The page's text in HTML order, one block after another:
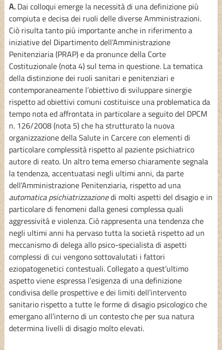
A.Dai colloqui emerge la necessità di una definizione più
compiuta e decisa dei ruoli delle diverse Amministrazioni.
Ciò risulta tanto più importante anche in riferimento a
iniziative del Dipartimento dell’Amministrazione
Penitenziaria (PRAP) e da pronunce della Corte
Costituzionale (nota 4) sul tema in questione. La tematica
della distinzione dei ruoli sanitari e penitenziari e
contemporaneamente l’obiettivo di sviluppare sinergie
rispetto ad obiettivi comuni costituisce una problematica da
tempo nota ed affrontata in particolare a seguito del DPCM
n. 126/2008 (nota 5) che ha strutturato la nuova
organizzazione della Salute in Carcere con elementi di
particolare complessità rispetto al paziente psichiatrico
autore di reato. Un altro tema emerso chiaramente segnala
la tendenza, accentuatasi negli ultimi anni, da parte
dell’Amministrazione Penitenziaria, rispetto ad una
automatica psichiatrizzazionedi molti aspetti del disagio e in
particolare di fenomeni dalla genesi complessa quali
aggressività e violenza. Ciò rappresenta una tendenza che
negli ultimi anni ha pervaso tutta la società rispetto ad un
meccanismo di delega allo psico-specialista di aspetti
complessi di cui vengono sottovalutati i fattori
eziopatogenetici contestuali. Collegato a quest’ultimo
aspetto viene espressa l’esigenza di una definizione
condivisa delle prospettive e dei limiti dell’intervento
sanitario rispetto a tutte le forme di disagio psicologico che
emergano all’interno di un contesto che per sua natura
determina livelli di disagio molto elevati.